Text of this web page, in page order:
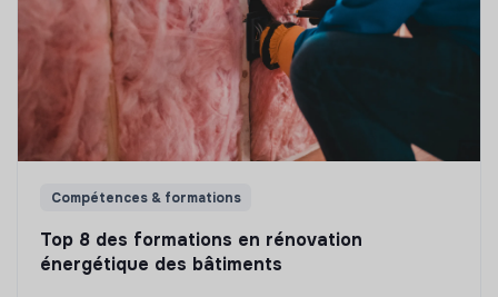
Compétences & formations
Top 8 des formations en rénovation
énergétique des bâtiments